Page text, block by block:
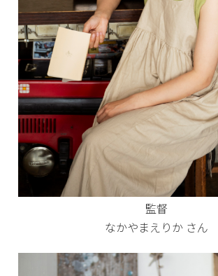
監督
なかやまえりか さん